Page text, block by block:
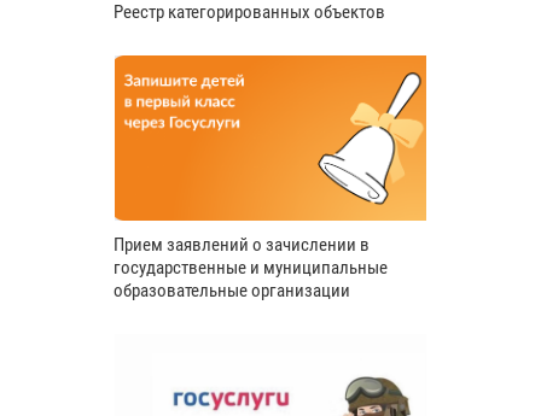
Реестр категорированных объектов
Прием заявлений о зачислении в
государственные и муниципальные
образовательные организации